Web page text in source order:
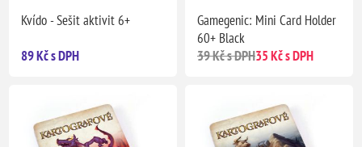
Kvído - Sešit aktivit 6+
89 Kč s DPH
Gamegenic: Mini Card Holder
60+ Black
39 Kč s DPH35 Kč s DPH